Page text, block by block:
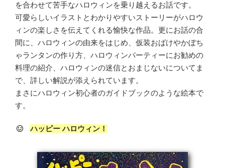
を合わせて苦手なハロウィンを乗り越えるお話です。
可愛らしいイラストとわかりやすいストーリーがハロウ
ィンの楽しさを伝えてくれる愉快な作品。更にお話の合
間に、ハロウィンの由来をはじめ、仮装おばけやかぼち
ゃランタンの作り方、ハロウィンパーティーにお勧めの
料理の紹介、ハロウィンの迷信とおまじないについてま
で、詳しい解説が添えられています。
まさにハロウィン初心者のガイドブックのような絵本で
す。
ハッピー ハロウィン！